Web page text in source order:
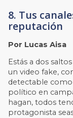
8. Tus
reputación
Por Lucas Aisa
Estás a dos
un video fake,
detectable como
político en
hagan, todos
protagonista